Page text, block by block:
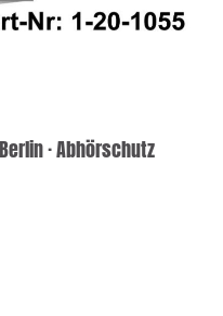
· Abhörschutz